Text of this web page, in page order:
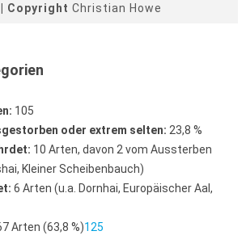
| Copyright Christian Howe
105
oder extrem selten: 23,8 %
10 Arten, davon 2 vom Aussterben
Kleiner Scheibenbauch)
6 Arten (u.a. Dornhai, Europäischer Aal,
Arten (63,8 %)125